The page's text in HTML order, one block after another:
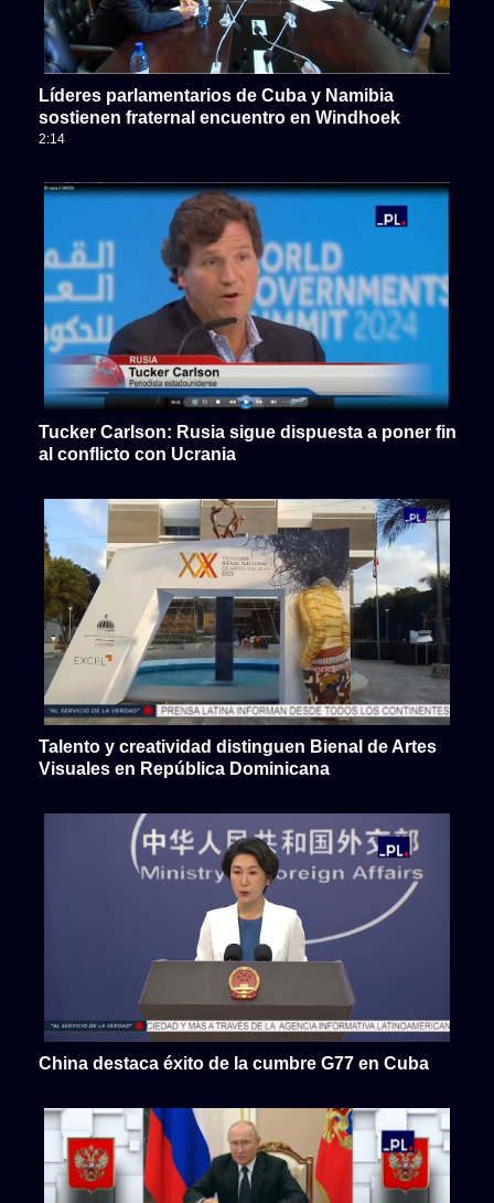
Líderes parlamentarios de Cuba y Namibia
sostienen fraternal encuentro en Windhoek
2:14
Tucker Carlson: Rusia sigue dispuesta a poner fin
al conflicto con Ucrania
Talento y creatividad distinguen Bienal de Artes
Visuales en República Dominicana
China destaca éxito de la cumbre G77 en Cuba